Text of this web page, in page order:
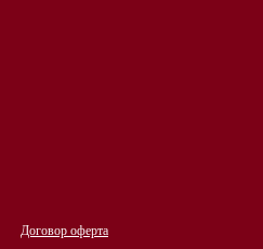
Договор оферта